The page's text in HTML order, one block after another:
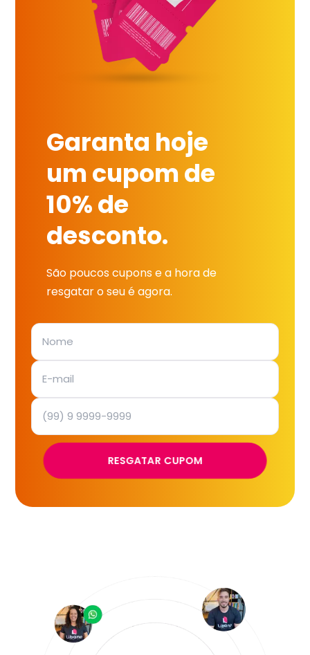
Garanta hoje
um cupom de
10% de
desconto.
São poucos cupons e a hora de
resgatar o seu é agora.
RESGATAR CUPOM